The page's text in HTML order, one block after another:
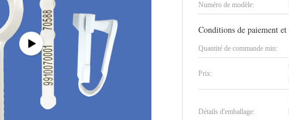
Numéro de modèle:
Conditions de paiement
Quantité de commande min:
Prix:
Détails d'emballage: